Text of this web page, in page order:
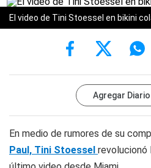
El video de Tini Stoessel en bikini
Agregar Diario
En medio de rumores de su
Paul, Tini Stoessel revolucionó